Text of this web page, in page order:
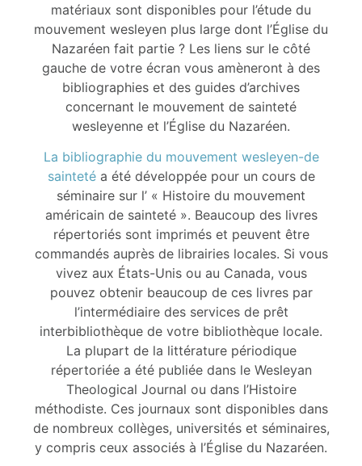
matériaux sont disponibles pour l’étude du
mouvement wesleyen plus large dont l’Église du
Nazaréen fait partie ? Les liens sur le côté
gauche de votre écran vous amèneront à des
bibliographies et des guides d’archives
concernant le mouvement de sainteté
wesleyenne et l’Église du Nazaréen.
La bibliographie du mouvement wesleyen-de
saintetéa été développée pour un cours de
séminaire sur l’ « Histoire du mouvement
américain de sainteté ». Beaucoup des livres
répertoriés sont imprimés et peuvent être
commandés auprès de librairies locales. Si vous
vivez aux États-Unis ou au Canada, vous
pouvez obtenir beaucoup de ces livres par
l’intermédiaire des services de prêt
interbibliothèque de votre bibliothèque locale.
La plupart de la littérature périodique
répertoriée a été publiée dans le Wesleyan
Theological Journal ou dans l’Histoire
méthodiste. Ces journaux sont disponibles dans
de nombreux collèges, universités et séminaires,
y compris ceux associés à l’Église du Nazaréen.